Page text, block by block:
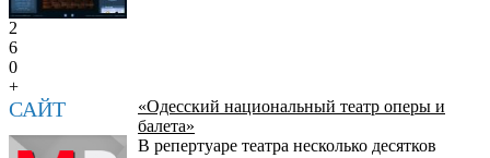
2
6
0
+
САЙТ
«Одесский национальный театр оперы и
балета»
В репертуаре театра несколько десятков